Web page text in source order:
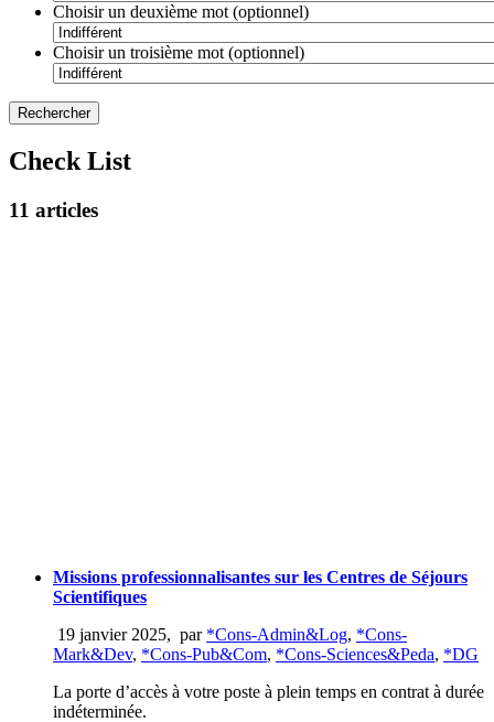
Choisir un deuxième mot (optionnel)
Choisir un troisième mot (optionnel)
Check List
11 articles
Missions professionnalisantes sur les Centres de Séjours
Scientifiques
19 janvier 2025, par *Cons-Admin&Log, *Cons-
Mark&Dev, *Cons-Pub&Com, *Cons-Sciences&Peda, *DG
La porte d’accès à votre poste à plein temps en contrat à durée
indéterminée.